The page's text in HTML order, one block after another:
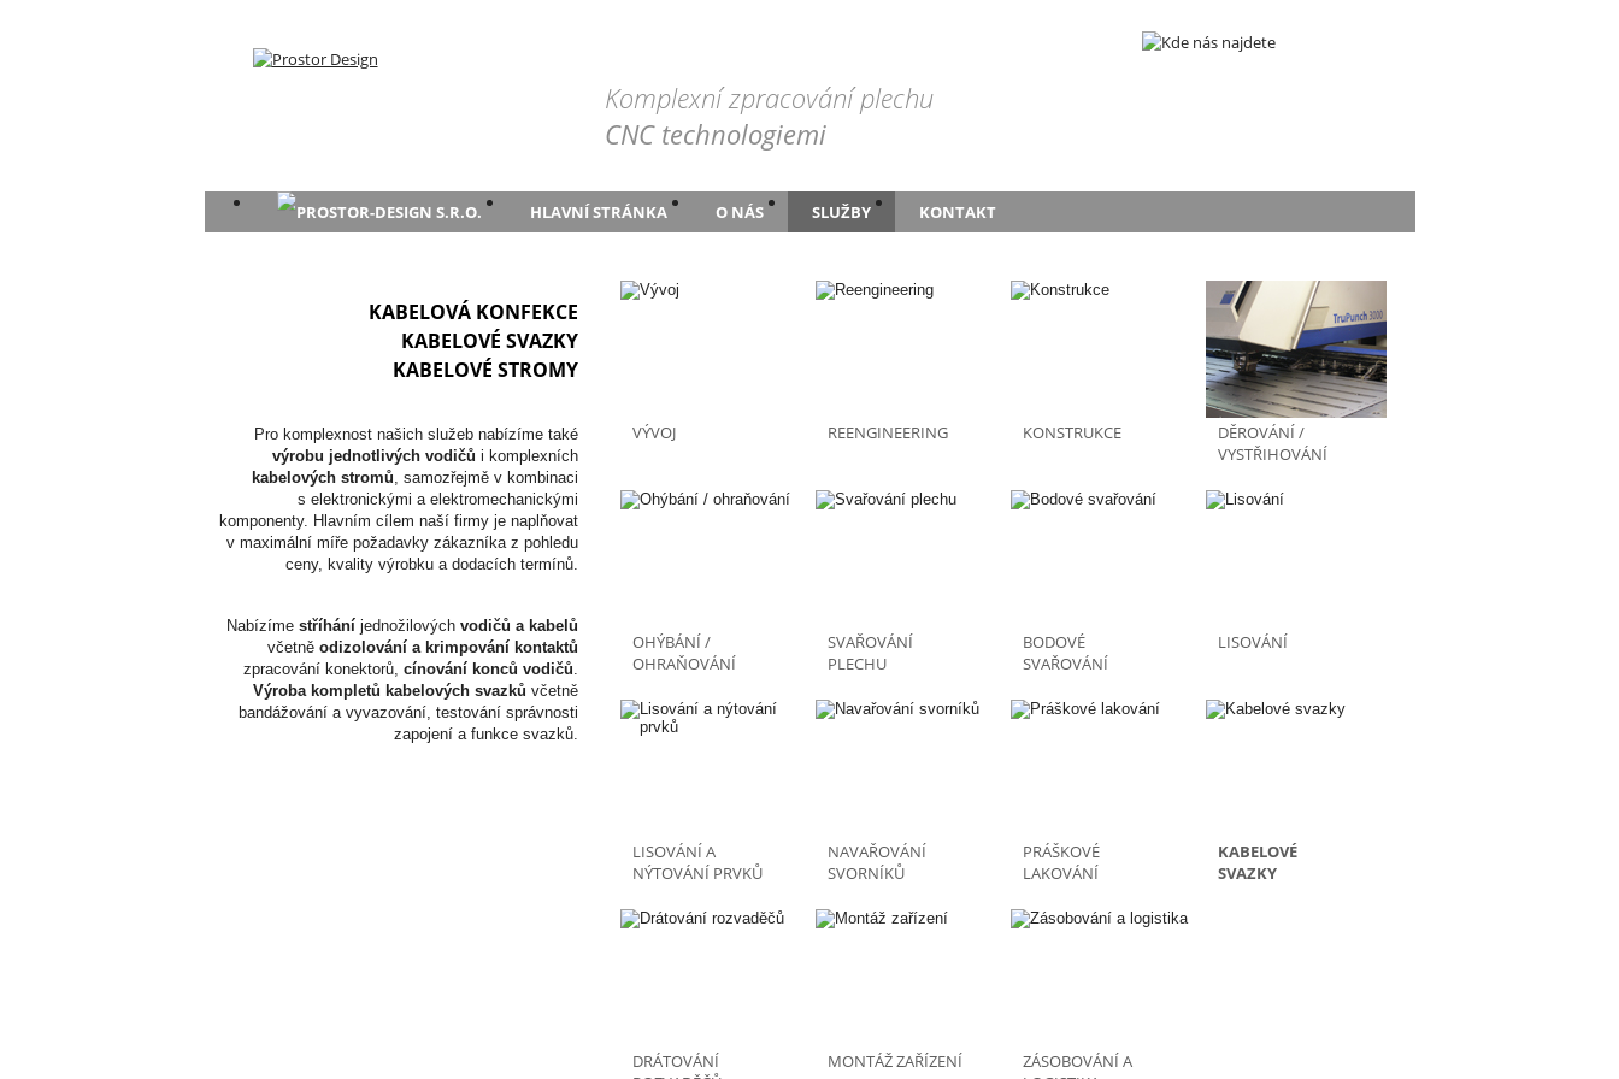
Komplexní zpracování plechu
CNC technologiemi
HLAVNÍ STRÁNKA O NÁS SLUŽBY KONTAKT
KABELOVÁ KONFEKCE
KABELOVÉ SVAZKY
KABELOVÉ STROMY
Pro komplexnost našich služeb nabízíme také
výrobu jednotlivých vodičů i komplexních
kabelových stromů, samozřejmě v kombinaci
s elektronickými a elektromechanickými
komponenty. Hlavním cílem naší firmy je naplňovat
v maximální míře požadavky zákazníka z pohledu
ceny, kvality výrobku a dodacích termínů.
Nabízíme stříháníjednožilových vodičů a kabelů
včetně odizolování a krimpování kontaktů
zpracování konektorů, cínování konců vodičů.
Výroba kompletů kabelových svazků včetně
bandážování a vyvazování, testování správnosti
zapojení a funkce svazků.
VÝVOJ REENGINEERING KONSTRUKCE
DĚROVÁNÍ /
VYSTŘIHOVÁNÍ
OHÝBÁNÍ /
OHRAŇOVÁNÍ
SVAŘOVÁNÍ
PLECHU
BODOVÉ
SVAŘOVÁNÍ
LISOVÁNÍ
LISOVÁNÍ A
NÝTOVÁNÍ PRVKŮ
NAVAŘOVÁNÍ
SVORNÍKŮ
PRÁŠKOVÉ
LAKOVÁNÍ
KABELOVÉ
SVAZKY
DRÁTOVÁNÍ
MONTÁŽ ZAŘÍZENÍ
ZÁSOBOVÁNÍ A